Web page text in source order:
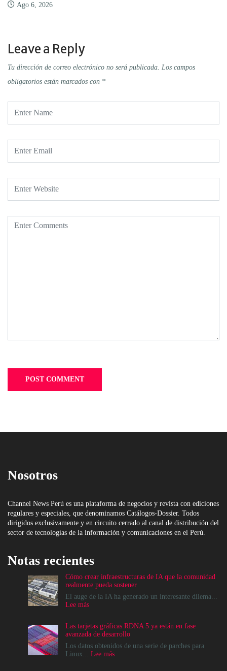
Ago 6, 2026
Leave a Reply
Tu dirección de correo electrónico no será publicada. Los campos
obligatorios están marcados con *
Nosotros
Channel News Perú es una plataforma de negocios y revista con ediciones
regulares y especiales, que denominamos Catálogos-Dossier. Todos
dirigidos exclusivamente y en circuito cerrado al canal de distribución del
sector de tecnologías de la información y comunicaciones en el Perú.
Notas recientes
Cómo crear infraestructuras de IA que la comunidad
realmente pueda sostener
El auge de la IA ha generado un interesante dilema...
Lee más:
infraestructuras
de
IA
que
Las tarjetas gráficas RDNA 5 ya están en fase
avanzada de desarrollo
Los datos obtenidos de una serie de parches para
Linux... Lee más: